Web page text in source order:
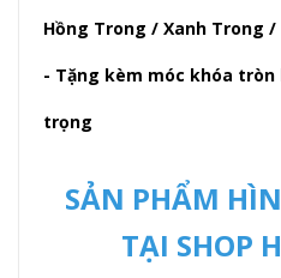
Hồng Trong / Xanh Trong
- Tặng kèm móc khóa
trọng
SẢN PHẨM
TẠI SHOP